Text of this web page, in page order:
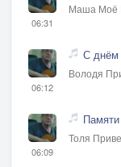
06:31
Маша Моё
06:12
С днём
Володя
06:09
Толя